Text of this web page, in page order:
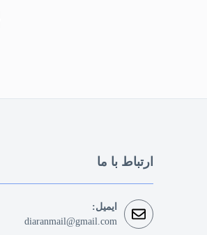
ارتباط با ما
ایمیل:
diaranmail@gmail.com